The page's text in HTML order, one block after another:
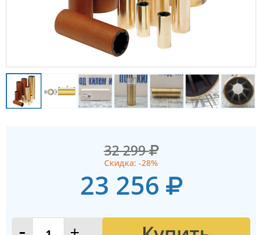
32 299
Скидка: -28%
23 256